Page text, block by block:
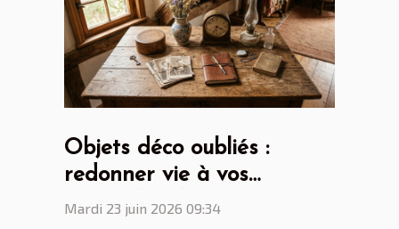
Objets déco oubliés :
redonner vie à vos
trouvailles du grenier
Mardi 23 juin 2026 09:34